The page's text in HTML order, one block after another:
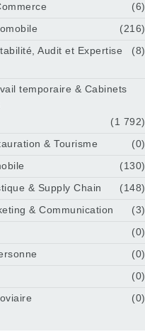
(6)
(216)
Audit et Expertise
(8)
temporaire & Cabinets
(1 792)
& Tourisme
(0)
(130)
& Supply Chain
(148)
& Communication
(3)
(0)
(0)
(0)
(0)